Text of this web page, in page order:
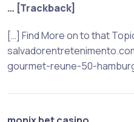
… [Trackback]
[…] Find More on to that
gourmet-reune-50-